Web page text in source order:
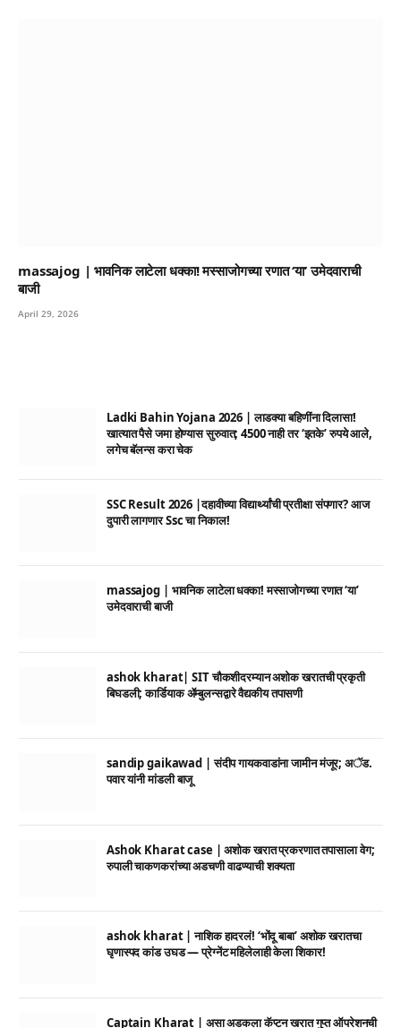
massajog | भावनिक लाटेला धक्का! मस्साजोगच्या रणात ‘या’ उमेदवाराची
बाजी
April 29, 2026
Ladki Bahin Yojana 2026 | लाडक्या बहिणींना दिलासा!
खात्यात पैसे जमा होण्यास सुरुवात; 4500 नाही तर ‘इतके’ रुपये आले,
लगेच बॅलन्स करा चेक
SSC Result 2026 |दहावीच्या विद्यार्थ्यांची प्रतीक्षा संपणार? आज
दुपारी लागणार Ssc चा निकाल!
massajog | भावनिक लाटेला धक्का! मस्साजोगच्या रणात ‘या’
उमेदवाराची बाजी
ashok kharat| SIT चौकशीदरम्यान अशोक खरातची प्रकृती
बिघडली; कार्डियाक ॲम्बुलन्सद्वारे वैद्यकीय तपासणी
sandip gaikawad | संदीप गायकवाडांना जामीन मंजूर; अॅड.
पवार यांनी मांडली बाजू
Ashok Kharat case | अशोक खरात प्रकरणात तपासाला वेग;
रुपाली चाकणकरांच्या अडचणी वाढण्याची शक्यता
ashok kharat | नाशिक हादरलं! ‘भोंदू बाबा’ अशोक खरातचा
घृणास्पद कांड उघड — प्रेग्नेंट महिलेलाही केला शिकार!
Captain Kharat | असा अडकला कॅप्टन खरात गुप्त ऑपरेशनची